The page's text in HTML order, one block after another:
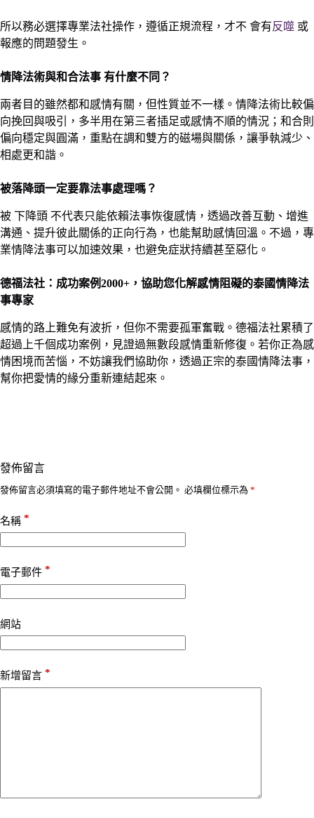
所以務必選擇專業法社操作，遵循正規流程，才不 會有反噬 或
報應的問題發生。
情降法術與和合法事 有什麼不同？
兩者目的雖然都和感情有關，但性質並不一樣。情降法術比較偏
向挽回與吸引，多半用在第三者插足或感情不順的情況；和合則
偏向穩定與圓滿，重點在調和雙方的磁場與關係，讓爭執減少、
相處更和諧。
被落降頭一定要靠法事處理嗎？
被 下降頭 不代表只能依賴法事恢復感情，透過改善互動、增進
溝通、提升彼此關係的正向行為，也能幫助感情回溫。不過，專
業情降法事可以加速效果，也避免症狀持續甚至惡化。
德福法社：成功案例2000+，協助您化解感情阻礙的泰國情降法
事專家
感情的路上難免有波折，但你不需要孤軍奮戰。德福法社累積了
超過上千個成功案例，見證過無數段感情重新修復。若你正為感
情困境而苦惱，不妨讓我們協助你，透過正宗的泰國情降法事，
幫你把愛情的緣分重新連結起來。
發佈留言
發佈留言必須填寫的電子郵件地址不會公開。 必填欄位標示為 *
名稱 *
電子郵件 *
網站
新增留言 *